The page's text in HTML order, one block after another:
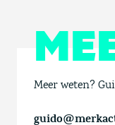
Meer weten?